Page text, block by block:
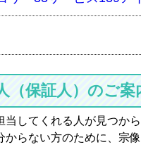
（保証人）のご案
当してくれる人が見つか
からない方のために、宗